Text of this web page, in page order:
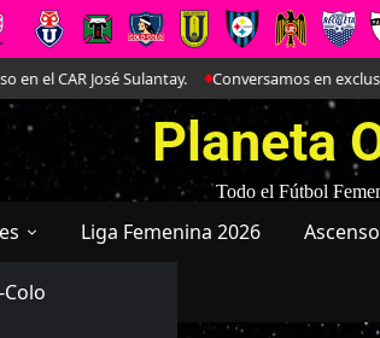
José Sulantay. Conversamos en exclusiva
Planeta
Todo el Fútbol
Liga Femenina 2026